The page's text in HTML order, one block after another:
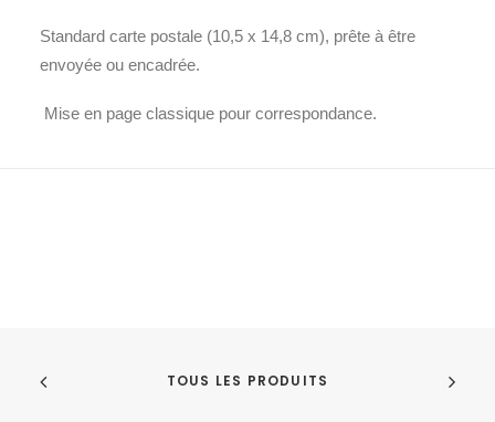
Standard carte postale (10,5 x 14,8 cm), prête à être
envoyée ou encadrée.
Mise en page classique pour correspondance.
TOUS LES PRODUITS